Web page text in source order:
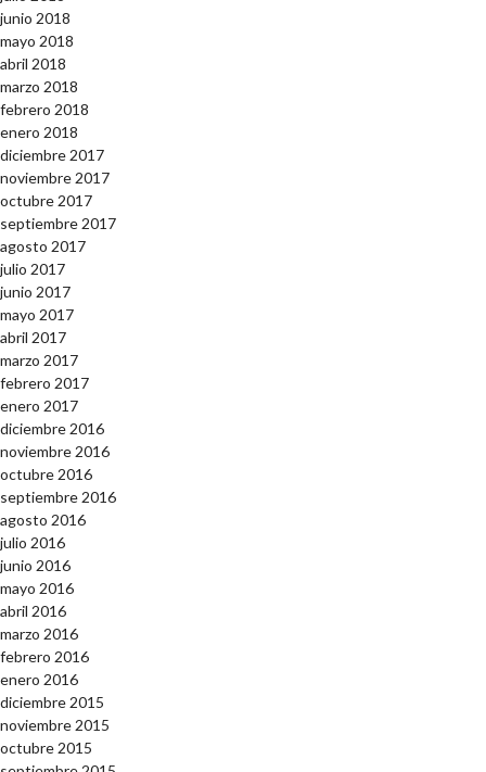
junio 2018
mayo 2018
abril 2018
marzo 2018
febrero 2018
enero 2018
diciembre 2017
noviembre 2017
octubre 2017
septiembre 2017
agosto 2017
julio 2017
junio 2017
mayo 2017
abril 2017
marzo 2017
febrero 2017
enero 2017
diciembre 2016
noviembre 2016
octubre 2016
septiembre 2016
agosto 2016
julio 2016
junio 2016
mayo 2016
abril 2016
marzo 2016
febrero 2016
enero 2016
diciembre 2015
noviembre 2015
octubre 2015